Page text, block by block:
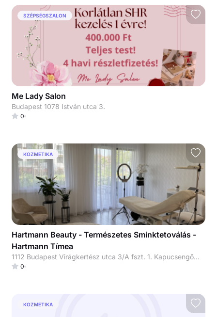
SZÉPSÉGSZALON
Me Lady Salon
Budapest 1078 István utca 3.
0
KOZMETIKA
Hartmann Beauty - Természetes Sminktetoválás -
Hartmann Tímea
1112 Budapest Virágkertész utca 3/A fszt. 1. Kapucsengő: 001# (Virágkertész u. és Kiralyliliom u. sarok) Ha bejutottál a kapun, a lépcsőház ajtaját is nyitva találod majd (1 percig). Fontos: jó erősen kell meghúzni a kilincset 😊
0
KOZMETIKA